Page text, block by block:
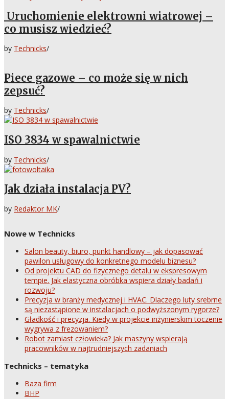
Uruchomienie elektrowni wiatrowej –
co musisz wiedzieć?
by Technicks/
Piece gazowe – co może się w nich
zepsuć?
by Technicks/
ISO 3834 w spawalnictwie
by Technicks/
Jak działa instalacja PV?
by Redaktor MK/
Nowe w Technicks
Salon beauty, biuro, punkt handlowy – jak dopasować
pawilon usługowy do konkretnego modelu biznesu?
Od projektu CAD do fizycznego detalu w ekspresowym
tempie. Jak elastyczna obróbka wspiera działy badań i
rozwoju?
Precyzja w branży medycznej i HVAC. Dlaczego luty srebrne
są niezastąpione w instalacjach o podwyższonym rygorze?
Gładkość i precyzja. Kiedy w projekcie inżynierskim toczenie
wygrywa z frezowaniem?
Robot zamiast człowieka? Jak maszyny wspierają
pracowników w najtrudniejszych zadaniach
Technicks – tematyka
Baza firm
BHP